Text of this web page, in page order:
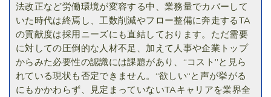
法改正など労働環境が変容する中、業務量でカバーして
いた時代は終焉し、工数削減やフロー整備に奔走するTA
の貢献度は採用ニーズにも直結しております。ただ需要
に対しての圧倒的な人材不足、加えて人事や企業トップ
からみた必要性の認識には課題があり、“コスト”と見ら
れている現状も否定できません。“欲しい“と声が挙がる
にもかかわらず、見定まっていないTAキャリアを業界全